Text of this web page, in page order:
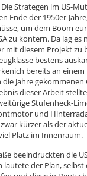
Strategen im US-
Ende der 1950er-
um dem Boom
zu kontern. Da lag es
mit diesem Projekt zu
bestens
bereits an
Jahre
dieser Arbeit
Stufenheck-
und
kürzer als der
Platz im Innenraum.
beeindruckten die
lautete der Plan,